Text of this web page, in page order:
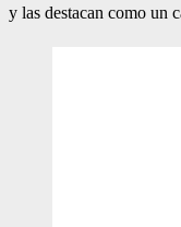
y las destacan como un